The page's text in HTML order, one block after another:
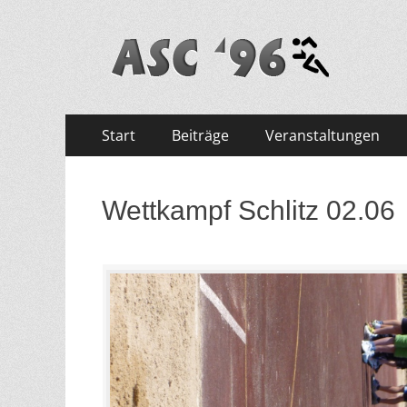
ASC '96 e.V.
Primäres
Menü
Zum
Inhalt
Start Beiträge Veranstaltungen
Wettkampf Schlitz 02.06